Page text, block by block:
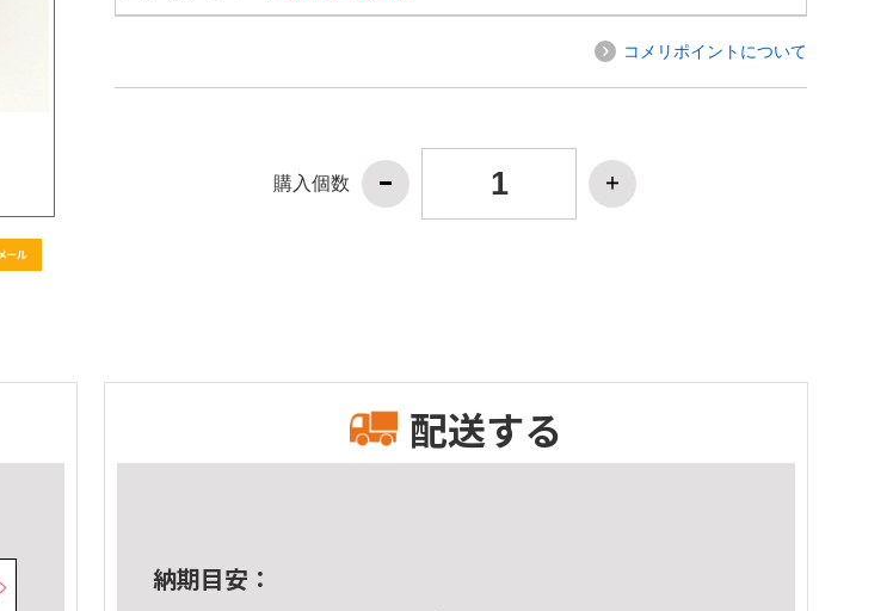
コメリポイントについて
購入個数
配送する
納期目安：